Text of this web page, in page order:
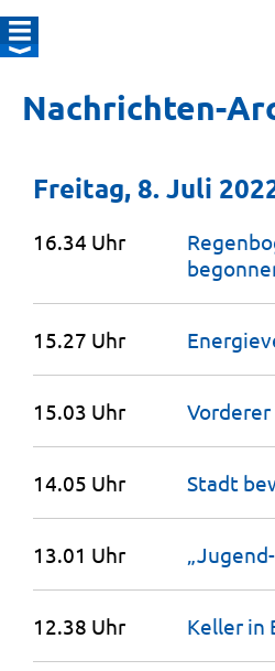
Nachrichten-
Freitag, 8. Juli
16.34 Uhr
15.27 Uhr
15.03 Uhr
14.05 Uhr Stadt
13.01 Uhr
12.38 Uhr Keller in